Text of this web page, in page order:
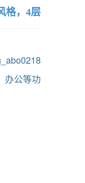
格，4层
办公等功